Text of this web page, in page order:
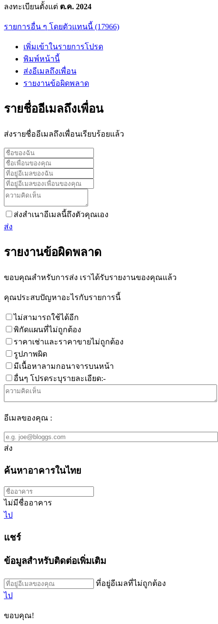
ลงทะเบียนตั้งแต่ ต.ค. 2024
รายการอื่น ๆ โดยตัวแทนนี้ (17966)
เพิ่มเข้าในรายการโปรด
พิมพ์หน้านี้
ส่งอีเมลถึงเพื่อน
รายงานข้อผิดพลาด
รายชื่ออีเมลถึงเพื่อน
ส่งรายชื่ออีเมลถึงเพื่อนเรียบร้อยแล้ว
ส่งสำเนาอีเมลนี้ถึงตัวคุณเอง
ส่ง
รายงานข้อผิดพลาด
ขอบคุณสำหรับการส่ง เราได้รับรายงานของคุณแล้ว
คุณประสบปัญหาอะไรกับรายการนี้
ไม่สามารถใช้ได้อีก
พิกัดแผนที่ไม่ถูกต้อง
ราคาเช่าและราคาขายไม่ถูกต้อง
รูปภาพผิด
มีเนื้อหาลามกอนาจารบนหน้า
อื่นๆ โปรดระบุรายละเอียด:-
อีเมลของคุณ :
ส่ง
ค้นหาอาคารในไทย
ไม่มีชื่ออาคาร
ไป
แชร์
ข้อมูลสำหรับติดต่อเพิ่มเติม
ที่อยู่อีเมลที่ไม่ถูกต้อง
ไป
ขอบคุณ!